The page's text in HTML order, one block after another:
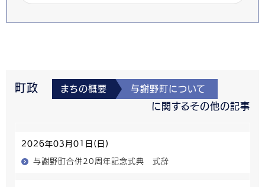
町政 まちの概要 与謝野町について
に関するその他の記事
2026年03月01日(日)
与謝野町合併20周年記念式典 式辞